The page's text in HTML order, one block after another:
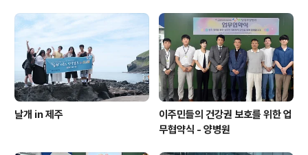
날개 in 제주
이주민들의 건강권 보호를 위한 업
무협약식 - 양병원